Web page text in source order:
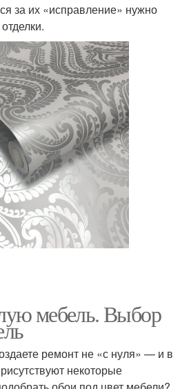
за их «исправление» нужно
мебель. Выбор
ремонт не «с нуля» — и в
некоторые